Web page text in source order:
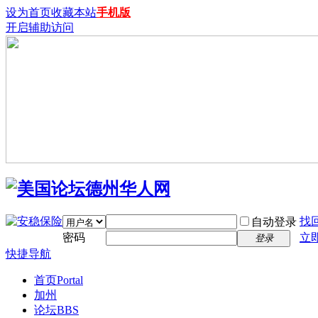
设为首页收藏本站手机版
开启辅助访问
自动登录 找
密码
登录
立
快捷导航
首页Portal
加州
论坛BBS